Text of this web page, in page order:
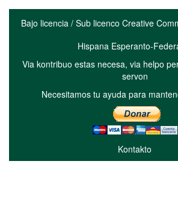
Bajo licencia / Sub licenco Creative
Hispana Esperanto-
Via kontribuo estas necesa, via helpo
servon
Necesitamos tu ayuda para
Kontakto